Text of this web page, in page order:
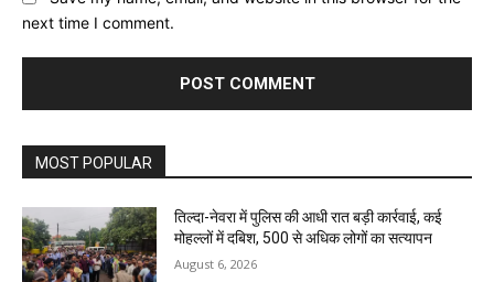
next time I comment.
MOST POPULAR
तिल्दा-नेवरा में पुलिस की आधी रात बड़ी कार्रवाई, कई
मोहल्लों में दबिश, 500 से अधिक लोगों का सत्यापन
August 6, 2026